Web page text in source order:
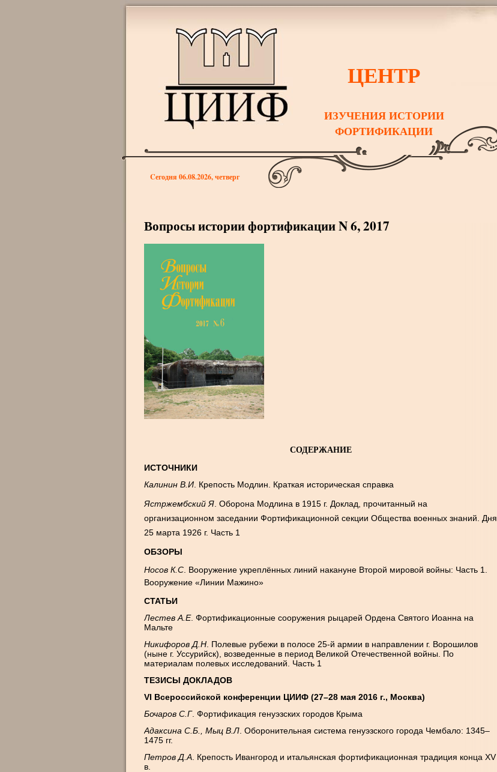
ЦЕНТР
ИЗУЧЕНИЯ ИСТОРИИ
ФОРТИФИКАЦИИ
Cегодня 06.08.2026, четверг
Вопросы истории фортификации N 6, 2017
СОДЕРЖАНИЕ
ИСТОЧНИКИ
Калинин В.И. Крепость Модлин. Краткая историческая справка
Ястржембский Я. Оборона Модлина в 1915 г. Доклад, прочитанный на
организационном заседании Фортификационной секции Общества военных знаний. Дня
25 марта 1926 г. Часть 1
ОБЗОРЫ
Носов К.С. Вооружение укреплённых линий накануне Второй мировой войны: Часть 1.
Вооружение «Линии Мажино»
СТАТЬИ
Лестев А.Е. Фортификационные сооружения рыцарей Ордена Святого Иоанна на
Мальте
Никифоров Д.Н. Полевые рубежи в полосе 25-й армии в направлении г. Ворошилов
(ныне г. Уссурийск), возведенные в период Великой Отечественной войны. По
материалам полевых исследований. Часть 1
ТЕЗИСЫ ДОКЛАДОВ
VI Всероссийской конференции ЦИИФ (27–28 мая 2016 г., Москва)
Бочаров С.Г. Фортификация генуэзских городов Крыма
Адаксина С.Б., Мыц В.Л. Оборонительная система генуэзского города Чембало: 1345–
1475 гг.
Петров Д.А. Крепость Ивангород и итальянская фортификационная традиция конца XV
в.